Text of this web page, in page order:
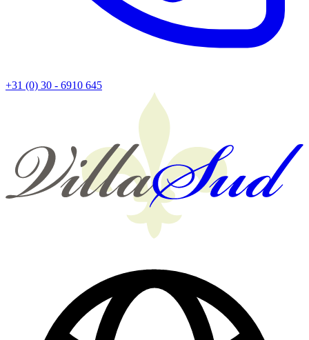
+31 (0) 30 - 6910 645